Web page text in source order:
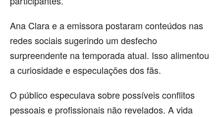
Ana Clara e a emissora postaram conteúdos nas
redes sociais sugerindo um desfecho
surpreendente na temporada atual. Isso alimentou
a curiosidade e especulações dos fãs.
O público especulava sobre possíveis conflitos
pessoais e profissionais não revelados. A vida